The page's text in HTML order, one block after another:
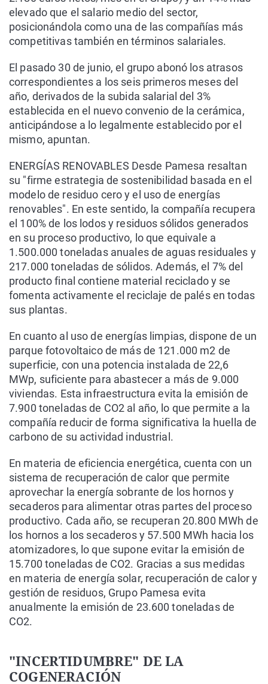
elevado que el salario medio del sector,
posicionándola como una de las compañías más
competitivas también en términos salariales.
El pasado 30 de junio, el grupo abonó los atrasos
correspondientes a los seis primeros meses del
año, derivados de la subida salarial del 3%
establecida en el nuevo convenio de la cerámica,
anticipándose a lo legalmente establecido por el
mismo, apuntan.
ENERGÍAS RENOVABLES Desde Pamesa resaltan
su "firme estrategia de sostenibilidad basada en el
modelo de residuo cero y el uso de energías
renovables". En este sentido, la compañía recupera
el 100% de los lodos y residuos sólidos generados
en su proceso productivo, lo que equivale a
1.500.000 toneladas anuales de aguas residuales y
217.000 toneladas de sólidos. Además, el 7% del
producto final contiene material reciclado y se
fomenta activamente el reciclaje de palés en todas
sus plantas.
En cuanto al uso de energías limpias, dispone de un
parque fotovoltaico de más de 121.000 m2 de
superficie, con una potencia instalada de 22,6
MWp, suficiente para abastecer a más de 9.000
viviendas. Esta infraestructura evita la emisión de
7.900 toneladas de CO2 al año, lo que permite a la
compañía reducir de forma significativa la huella de
carbono de su actividad industrial.
En materia de eficiencia energética, cuenta con un
sistema de recuperación de calor que permite
aprovechar la energía sobrante de los hornos y
secaderos para alimentar otras partes del proceso
productivo. Cada año, se recuperan 20.800 MWh de
los hornos a los secaderos y 57.500 MWh hacia los
atomizadores, lo que supone evitar la emisión de
15.700 toneladas de CO2. Gracias a sus medidas
en materia de energía solar, recuperación de calor y
gestión de residuos, Grupo Pamesa evita
anualmente la emisión de 23.600 toneladas de
CO2.
"INCERTIDUMBRE" DE LA
COGENERACIÓN